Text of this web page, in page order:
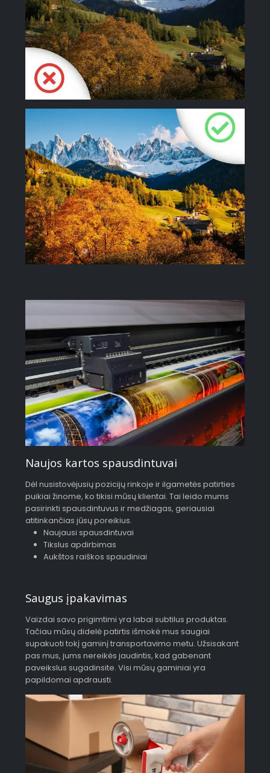
Naujos kartos spausdintuvai
Dėl nusistovėjusių pozicijų rinkoje ir ilgametės patirties
puikiai žinome, ko tikisi mūsų klientai. Tai leido mums
pasirinkti spausdintuvus ir medžiagas, geriausiai
atitinkančias jūsų poreikius.
Naujausi spausdintuvai
Tikslus apdirbimas
Aukštos raiškos spaudiniai
Saugus įpakavimas
Vaizdai savo prigimtimi yra labai subtilus produktas.
Tačiau mūsų didelė patirtis išmokė mus saugiai
supakuoti tokį gaminį transportavimo metu. Užsisakant
pas mus, jums nereikės jaudintis, kad gabenant
paveikslus sugadinsite. Visi mūsų gaminiai yra
papildomai apdrausti.